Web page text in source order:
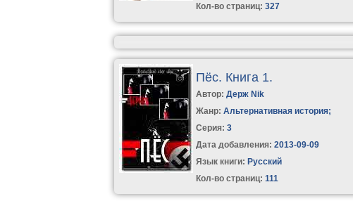
Кол-во страниц: 327
Пёс. Книга 1.
Автор:Держ Nik
Жанр: Альтернативная история;
Серия:3
Дата добавления: 2013-09-09
Язык книги: Русский
Кол-во страниц: 111